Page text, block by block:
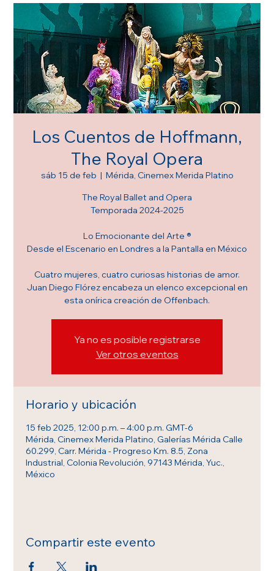
Los Cuentos de Hoffmann,
The Royal Opera
sáb 15 de feb
  |
Mérida, Cinemex Merida Platino
The Royal Ballet and Opera
Temporada 2024-2025
Lo Emocionante del Arte ®
Desde el Escenario en Londres a la Pantalla en México
Cuatro mujeres, cuatro curiosas historias de amor.
Juan Diego Flórez encabeza un elenco excepcional en
esta onírica creación de Offenbach.
Ya no es posible registrarse
Ver otros eventos
Horario y ubicación
15 feb 2025, 12:00 p.m. – 4:00 p.m. GMT-6
Mérida, Cinemex Merida Platino, Galerías Mérida Calle
60.299, Carr. Mérida - Progreso Km. 8.5, Zona
Industrial, Colonia Revolución, 97143 Mérida, Yuc.,
México
Compartir este evento